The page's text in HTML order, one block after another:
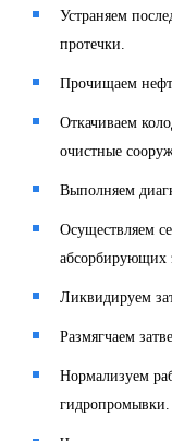
Устраняем
протечки.
Прочищаем
Откачиваем
очистные
Выполняем
Осуществляем
абсорбирующих
Ликвидируем
Размягчаем
Нормализуем
гидропромывки.